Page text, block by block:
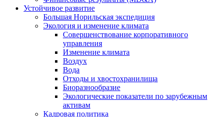
Устойчивое развитие
Большая Норильская экспедиция
Экология и изменение климата
Совершенствование корпоративного
управления
Изменение климата
Воздух
Вода
Отходы и хвостохранилища
Биоразнообразие
Экологические показатели по зарубежным
активам
Кадровая политика